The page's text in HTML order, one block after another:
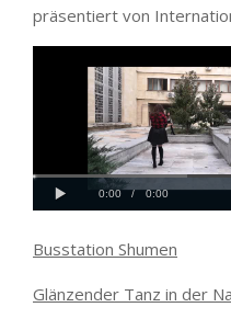
präsentiert von
Busstation Shumen
Glänzender Tanz in der